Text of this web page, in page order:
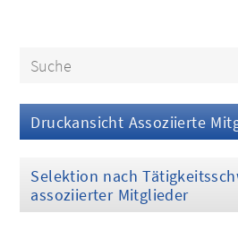
Druckansicht Assoziierte
Selektion nach
assoziierter Mitglieder